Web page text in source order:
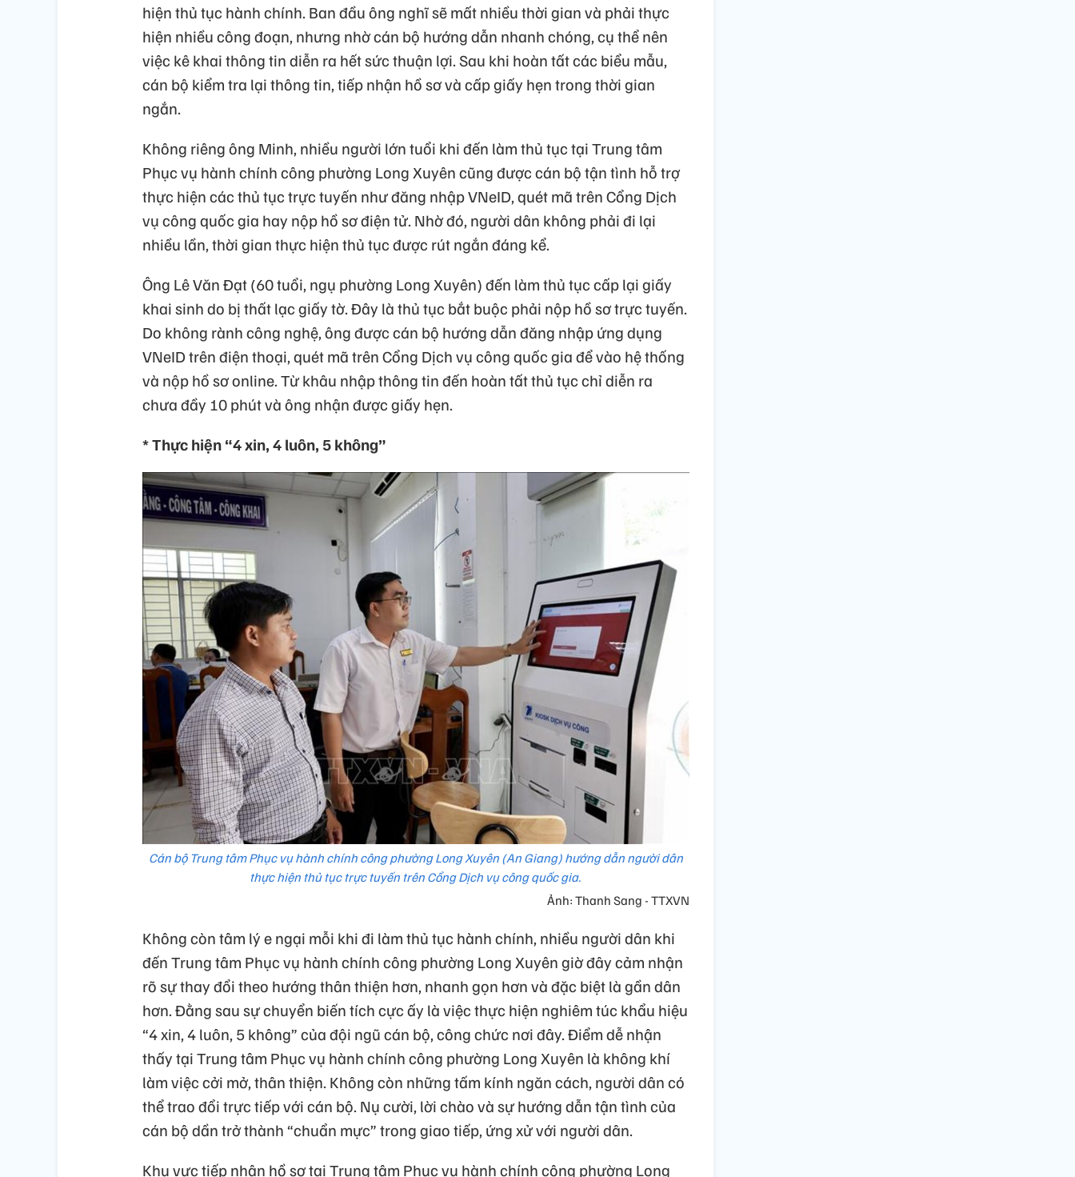
hiện thủ tục hành chính. Ban đầu ông nghĩ sẽ mất nhiều thời gian và phải thực
hiện nhiều công đoạn, nhưng nhờ cán bộ hướng dẫn nhanh chóng, cụ thể nên
việc kê khai thông tin diễn ra hết sức thuận lợi. Sau khi hoàn tất các biểu mẫu,
cán bộ kiểm tra lại thông tin, tiếp nhận hồ sơ và cấp giấy hẹn trong thời gian
ngắn.
Không riêng ông Minh, nhiều người lớn tuổi khi đến làm thủ tục tại Trung tâm
Phục vụ hành chính công phường Long Xuyên cũng được cán bộ tận tình hỗ trợ
thực hiện các thủ tục trực tuyến như đăng nhập VNeID, quét mã trên Cổng Dịch
vụ công quốc gia hay nộp hồ sơ điện tử. Nhờ đó, người dân không phải đi lại
nhiều lần, thời gian thực hiện thủ tục được rút ngắn đáng kể.
Ông Lê Văn Đạt (60 tuổi, ngụ phường Long Xuyên) đến làm thủ tục cấp lại giấy
khai sinh do bị thất lạc giấy tờ. Đây là thủ tục bắt buộc phải nộp hồ sơ trực tuyến.
Do không rành công nghệ, ông được cán bộ hướng dẫn đăng nhập ứng dụng
VNeID trên điện thoại, quét mã trên Cổng Dịch vụ công quốc gia để vào hệ thống
và nộp hồ sơ online. Từ khâu nhập thông tin đến hoàn tất thủ tục chỉ diễn ra
chưa đầy 10 phút và ông nhận được giấy hẹn.
* Thực hiện “4 xin, 4 luôn, 5 không”
Cán bộ Trung tâm Phục vụ hành chính công phường Long Xuyên (An Giang) hướng dẫn người dân
thực hiện thủ tục trực tuyến trên Cổng Dịch vụ công quốc gia.
Ảnh: Thanh Sang - TTXVN
Không còn tâm lý e ngại mỗi khi đi làm thủ tục hành chính, nhiều người dân khi
đến Trung tâm Phục vụ hành chính công phường Long Xuyên giờ đây cảm nhận
rõ sự thay đổi theo hướng thân thiện hơn, nhanh gọn hơn và đặc biệt là gần dân
hơn. Đằng sau sự chuyển biến tích cực ấy là việc thực hiện nghiêm túc khẩu hiệu
“4 xin, 4 luôn, 5 không” của đội ngũ cán bộ, công chức nơi đây. Điểm dễ nhận
thấy tại Trung tâm Phục vụ hành chính công phường Long Xuyên là không khí
làm việc cởi mở, thân thiện. Không còn những tấm kính ngăn cách, người dân có
thể trao đổi trực tiếp với cán bộ. Nụ cười, lời chào và sự hướng dẫn tận tình của
cán bộ dần trở thành “chuẩn mực” trong giao tiếp, ứng xử với người dân.
Khu vực tiếp nhận hồ sơ tại Trung tâm Phục vụ hành chính công phường Long